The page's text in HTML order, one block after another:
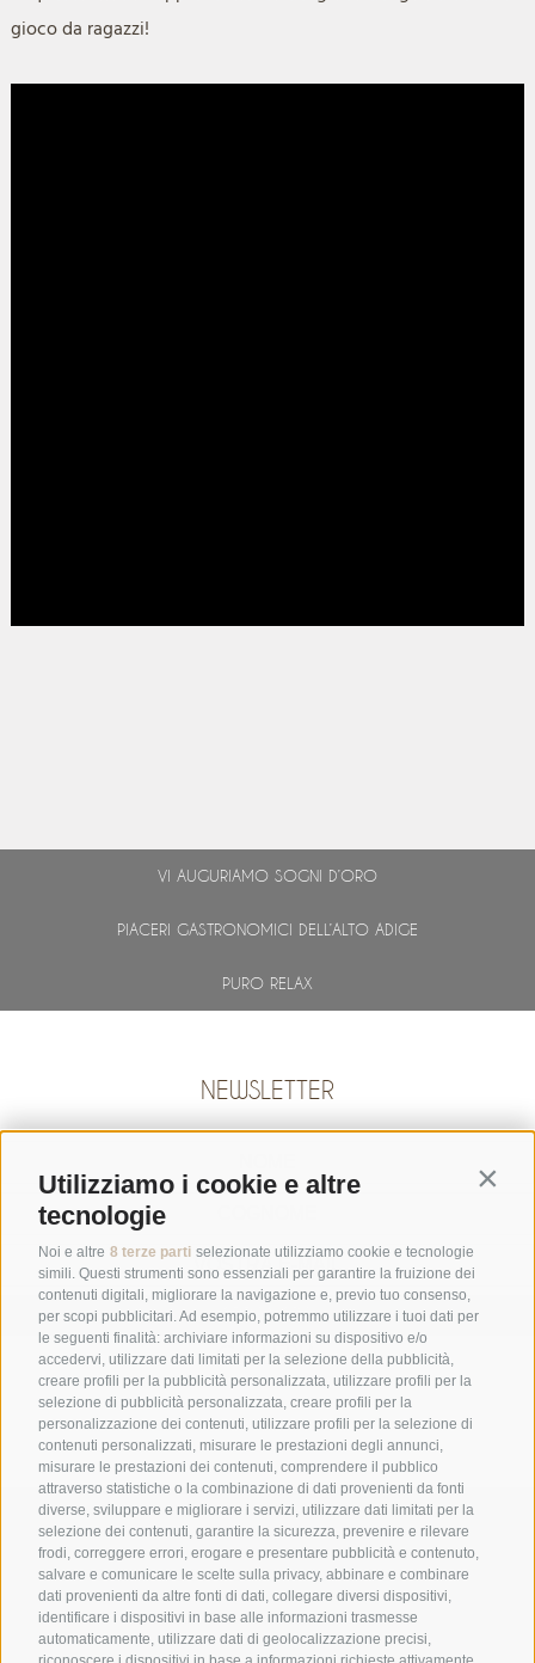
Utilizziamo i cookie e altre
tecnologie
Noi e altre 8 terze parti selezionate utilizziamo cookie e tecnologie
simili. Questi strumenti sono essenziali per garantire la fruizione dei
contenuti digitali, migliorare la navigazione e, previo tuo consenso,
per scopi pubblicitari. Ad esempio, potremmo utilizzare i tuoi dati per
le seguenti finalità: archiviare informazioni su dispositivo e/o
accedervi, utilizzare dati limitati per la selezione della pubblicità,
creare profili per la pubblicità personalizzata, utilizzare profili per la
selezione di pubblicità personalizzata, creare profili per la
personalizzazione dei contenuti, utilizzare profili per la selezione di
contenuti personalizzati, misurare le prestazioni degli annunci,
misurare le prestazioni dei contenuti, comprendere il pubblico
attraverso statistiche o la combinazione di dati provenienti da fonti
diverse, sviluppare e migliorare i servizi, utilizzare dati limitati per la
selezione dei contenuti, garantire la sicurezza, prevenire e rilevare
frodi, correggere errori, erogare e presentare pubblicità e contenuto,
salvare e comunicare le scelte sulla privacy, abbinare e combinare
dati provenienti da altre fonti di dati, collegare diversi dispositivi,
identificare i dispositivi in base alle informazioni trasmesse
automaticamente, utilizzare dati di geolocalizzazione precisi,
gioco da ragazzi!
VI AUGURIAMO SOGNI D’ORO
PIACERI GASTRONOMICI DELL’ALTO ADIGE
PURO RELAX
NEWSLETTER
ABBONARSI
GALLERIA
+39 0474 548009
info@hotelreischach.com